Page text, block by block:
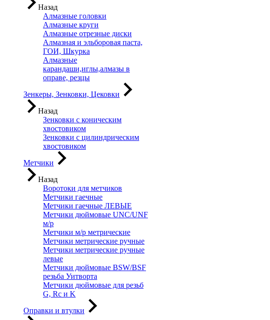
Назад
Алмазные головки
Алмазные круги
Алмазные отрезные диски
Алмазная и эльборовая паста,
ГОИ, Шкурка
Алмазные
карандаши,иглы,алмазы в
оправе, резцы
Зенкеры, Зенковки, Цековки
Назад
Зенковки с коническим
хвостовиком
Зенковки с цилиндрическим
хвостовиком
Метчики
Назад
Воротоки для метчиков
Метчики гаечные
Метчики гаечные ЛЕВЫЕ
Метчики дюймовые UNC/UNF
м/р
Метчики м/р метрические
Метчики метрические ручные
Метчики метрические ручные
левые
Метчики дюймовые BSW/BSF
резьба Уитворта
Метчики дюймовые для резьб
G, Rc и K
Оправки и втулки